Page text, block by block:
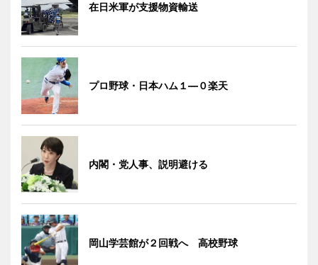
在日米軍が支援物資輸送
プロ野球・日本ハム１―０楽天
内閣・党人事、説明避ける
岡山学芸館が２回戦へ 高校野球